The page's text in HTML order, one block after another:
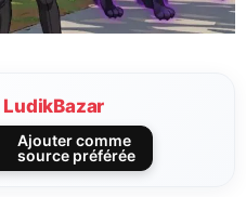
LudikBazar
Ajouter comme
source préférée